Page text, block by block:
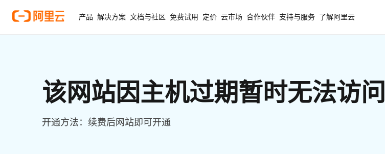
产品 解决方案 文档与社区 免费试用 定价 云市场 合作伙伴 支持与服务 了解阿里云
该网站因主机过期暂时无法访问
开通方法：续费后网站即可开通